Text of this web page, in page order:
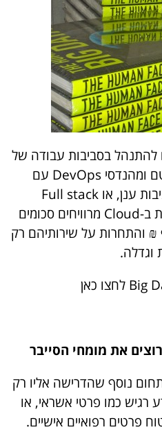
להתנהל בסביבות עבודה של
מחשוב ענן, אנשי סיסטם ומהנדסי DevOps עם
התמחויות וניסיון בסביבות ענן, או Full stack
developers עם התמחות ב-Cloud מרוויחים סכומים
בין 25-35 אלף ₪ והתחרות על שירותיהם רק
וגדלה.
את מומחי הסייבר
נוסף שהדרישה אליו רק
רגיש כמו פרטי אשראי, או
פרטים רפואיים אישיים.